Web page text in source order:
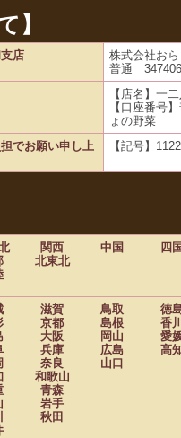
】
店
株式会社お
普通 347406
【店名】一
【口座番
ょの野菜
でお願い申し上
【記号】
関西
北東北
中国 四
滋賀
京都
大阪
兵庫
奈良
和歌山
青森
岩手
秋田
鳥取
島根
岡山
広島
山口
徳
香
愛
高